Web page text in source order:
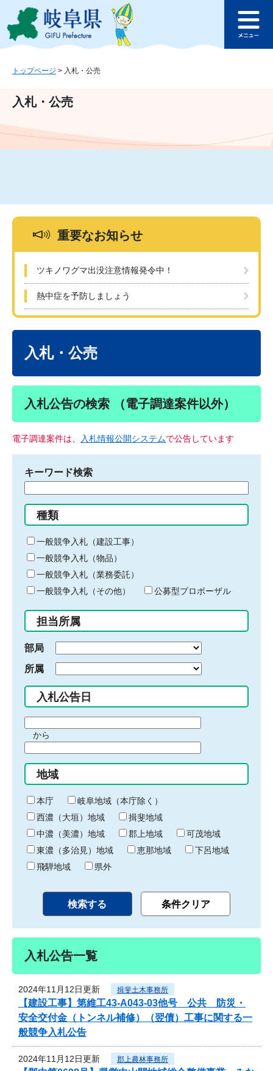
ジ
ュ
文
このページの本文へ
ュ
トップページ > 入札・公売
入札・公売
重要なお知らせ
ツキノワグマ出没注意情報発令中！
熱中症を予防しましょう
入札・公売
入札公告の検索 （電子調達案件以外）
電子調達案件は、 入札情報公開システムで公告しています
キーワード検索
る
キ
ー
ワ
ー
ド
入
力
種類
一般競争入札（建設工事）
一般競争入札（物品）
一般競争入札（業務委託）
一般競争入札（その他）
公募型プロポーザル
担当所属
部局
所属
入札公告日
間
始
り
から
間
終
わ
り
地域
本庁
岐阜地域（本庁除く）
西濃（大垣）地域
揖斐地域
中濃（美濃）地域
郡上地域
可茂地域
東濃（多治見）地域
恵那地域
下呂地域
飛騨地域
県外
入札公告一覧
2024年11月12日更新 揖斐土木事務所
【建設工事】第維工43-A043-03他号 公共 防災・
安全交付金（トンネル補修）（翌債）工事に関する一
般競争入札公告
2024年11月12日更新 郡上農林事務所